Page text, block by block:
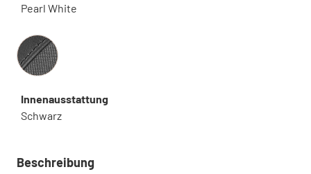
Pearl White
Innenausstattung
Innenausstattung
Schwarz
Beschreibung